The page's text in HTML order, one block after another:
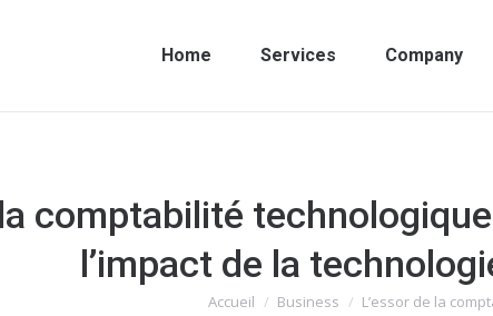
Home Services Company
la comptabilité
l’impact de la
Vous êtes ici :
Accueil Business L’essor de la